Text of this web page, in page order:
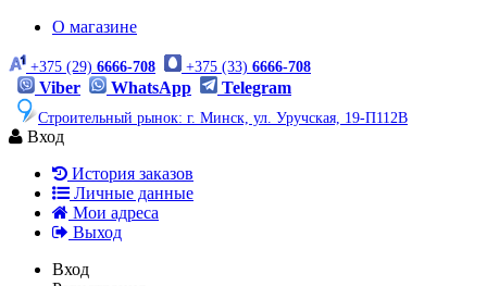
О магазине
+375 (29) 6666-708 +375 (33) 6666-708
Viber WhatsApp Telegram
Строительный рынок: г. Минск, ул. Уручская, 19-П112В
Вход
История заказов
Личные данные
Мои адреса
Выход
Вход